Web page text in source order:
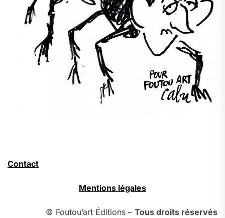
Contact
Mentions légales
© Foutou’art Éditions – Tous droits réservés